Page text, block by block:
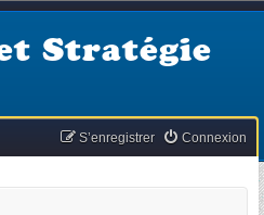
Stratégie
Connexion
S’enregistrer